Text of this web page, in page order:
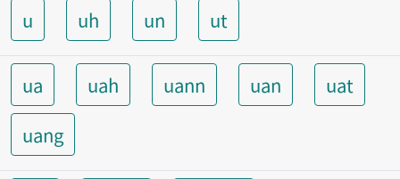
u uh un ut
ua uah uann uan
uat
uang